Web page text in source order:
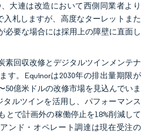
大連は改造において西側同業者より
入札しますが、高度なターレットまた
必要な場合には採用上の障壁に直面し
素回収改修とデジタルツインメンテナ
す。Equinorは2030年の排出量期限が
50億米ドルの改修市場を見込んでいま
タルツインを活用し、パフォーマンス
とで計画外の稼働停止を18%削減して
ンド・オペレート調達は現在受注の